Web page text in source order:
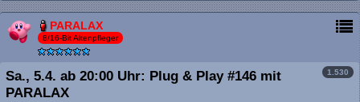
PARALAX
8/16-Bit Altenpfleger
1.530
Sa., 5.4. ab 20:00 Uhr: Plug & Play #146 mit
PARALAX